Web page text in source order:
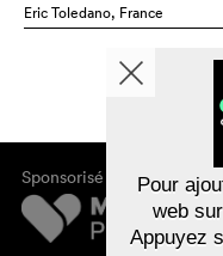
Eric Toledano, France
Sponsorisé par
Pour
web
Appuyez